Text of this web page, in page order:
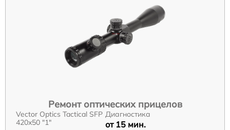
Ремонт оптических прицелов
Vector Optics Tactical SFP
420x50 "1"
Диагностика
от 15 мин.